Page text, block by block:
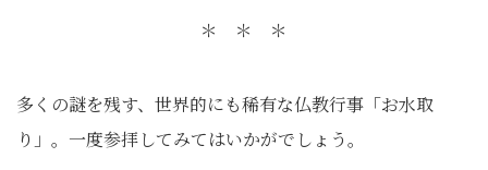
＊ ＊ ＊
多くの謎を残す、世界的にも稀有な仏教行事「お水取
り」。一度参拝してみてはいかがでしょう。